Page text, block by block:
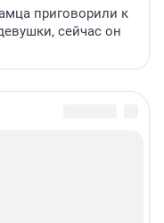
приговорили к
сейчас он